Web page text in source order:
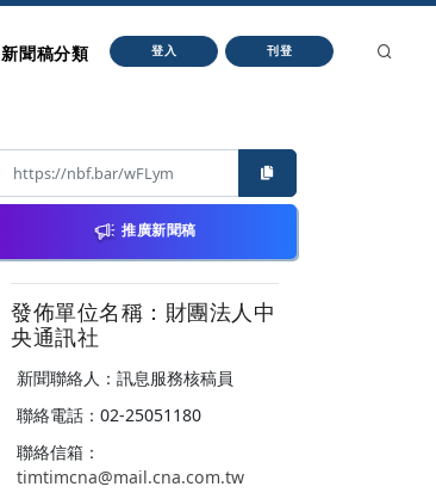
新聞稿分類 登入 刊登
推廣新聞稿
發佈單位名稱：財團法人中
央通訊社
新聞聯絡人：訊息服務核稿員
聯絡電話：02-25051180
聯絡信箱：
timtimcna@mail.cna.com.tw